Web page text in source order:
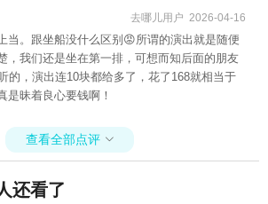
水上乐园+马可波罗花世
地公园+捺山地质公园
地玩乐+扬州赛马场+扬州
+瘦西湖游船+扬州天乐湖
邮湖滩郊野公园+扬州
乐园+扬州大易温泉汇+清
州园博会（园博园）+扬
滑雪场+润德菲尔庄园
去哪儿用户 2026-04-16
当。跟坐船没什么区别😡所谓的演出就是随便
，我们还是坐在第一排，可想而知后面的朋友
的，演出连10块都给多了，花了168就相当于
是昧着良心要钱啊！
查看全部点评 
还看了